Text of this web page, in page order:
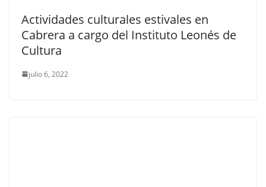
Actividades culturales estivales en
Cabrera a cargo del Instituto Leonés de
Cultura
julio 6, 2022